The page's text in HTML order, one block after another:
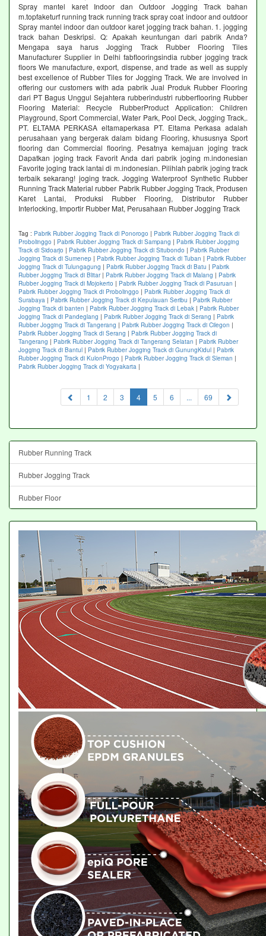
Spray mantel karet Indoor dan Outdoor Jogging Track bahan
m.topfaketurf running track running track spray coat indoor and outdoor
Spray mantel indoor dan outdoor karet jogging track bahan. 1. jogging
track bahan Deskripsi. Q: Apakah keuntungan dari pabrik Anda?
Mengapa saya harus Jogging Track Rubber Flooring Tiles
Manufacturer Supplier in Delhi fabflooringsindia rubber jogging track
floors We manufacture, export, dispense, and trade as well as supply
best excellence of Rubber Tiles for Jogging Track. We are involved in
offering our customers with ada pabrik Jual Produk Rubber Flooring
dari PT Bagus Unggul Sejahtera rubberindustri rubberflooring Rubber
Flooring Material: Recycle RubberProduct Application: Children
Playground, Sport Commercial, Water Park, Pool Deck, Jogging Track,.
PT. ELTAMA PERKASA eltamaperkasa PT. Eltama Perkasa adalah
perusahaan yang bergerak dalam bidang Flooring, khususnya Sport
flooring dan Commercial flooring. Pesatnya kemajuan joging track
Dapatkan joging track Favorit Anda dari pabrik joging m.indonesian
Favorite joging track lantai di m.indonesian. Pilihlah pabrik joging track
terbaik sekarang! joging track. Jogging Waterproof Synthetic Rubber
Running Track Material rubber Pabrik Rubber Jogging Track, Produsen
Karet Lantai, Produksi Rubber Flooring, Distributor Rubber
Interlocking, Importir Rubber Mat, Perusahaan Rubber Jogging Track
Tag : Pabrik Rubber Jogging Track di Ponorogo | Pabrik Rubber Jogging Track di
Probolinggo | Pabrik Rubber Jogging Track di Sampang | Pabrik Rubber Jogging
Track di Sidoarjo | Pabrik Rubber Jogging Track di Situbondo | Pabrik Rubber
Jogging Track di Sumenep | Pabrik Rubber Jogging Track di Tuban | Pabrik Rubber
Jogging Track di Tulungagung | Pabrik Rubber Jogging Track di Batu | Pabrik
Rubber Jogging Track di Blitar| Pabrik Rubber Jogging Track di Malang | Pabrik
Rubber Jogging Track di Mojokerto | Pabrik Rubber Jogging Track di Pasuruan |
Pabrik Rubber Jogging Track di Probolinggo | Pabrik Rubber Jogging Track di
Surabaya | Pabrik Rubber Jogging Track di Kepulauan Seribu | Pabrik Rubber
Jogging Track di banten | Pabrik Rubber Jogging Track di Lebak | Pabrik Rubber
Jogging Track di Pandeglang | Pabrik Rubber Jogging Track di Serang | Pabrik
Rubber Jogging Track di Tangerang | Pabrik Rubber Jogging Track di Cilegon |
Pabrik Rubber Jogging Track di Serang | Pabrik Rubber Jogging Track di
Tangerang | Pabrik Rubber Jogging Track di Tangerang Selatan | Pabrik Rubber
Jogging Track di Bantul | Pabrik Rubber Jogging Track di GunungKidul | Pabrik
Rubber Jogging Track di KulonProgo | Pabrik Rubber Jogging Track di Sleman |
Pabrik Rubber Jogging Track di Yogyakarta |
1 2 3 4(current)
5 6 ... 69
Rubber Running Track
Rubber Jogging Track
Rubber Floor